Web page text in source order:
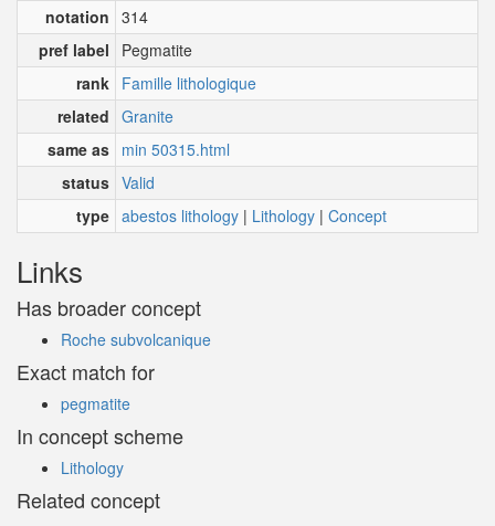
notation 314
pref label
Pegmatite
rank Famille lithologique
related Granite
same as min 50315.html
status Valid
type abestos lithology | Lithology | Concept
Links
Has broader concept
Roche subvolcanique
Exact match for
pegmatite
In concept scheme
Lithology
Related concept